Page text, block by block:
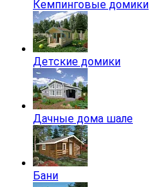
Кемпинговые домики
Детские домики
Дачные дома шале
Бани